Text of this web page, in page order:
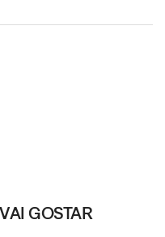
GOSTAR